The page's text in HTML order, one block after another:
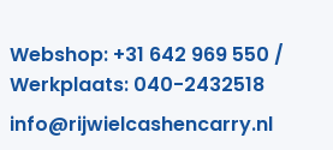
Webshop: +31 642 969 550 /
Werkplaats: 040-2432518
info@rijwielcashencarry.nl